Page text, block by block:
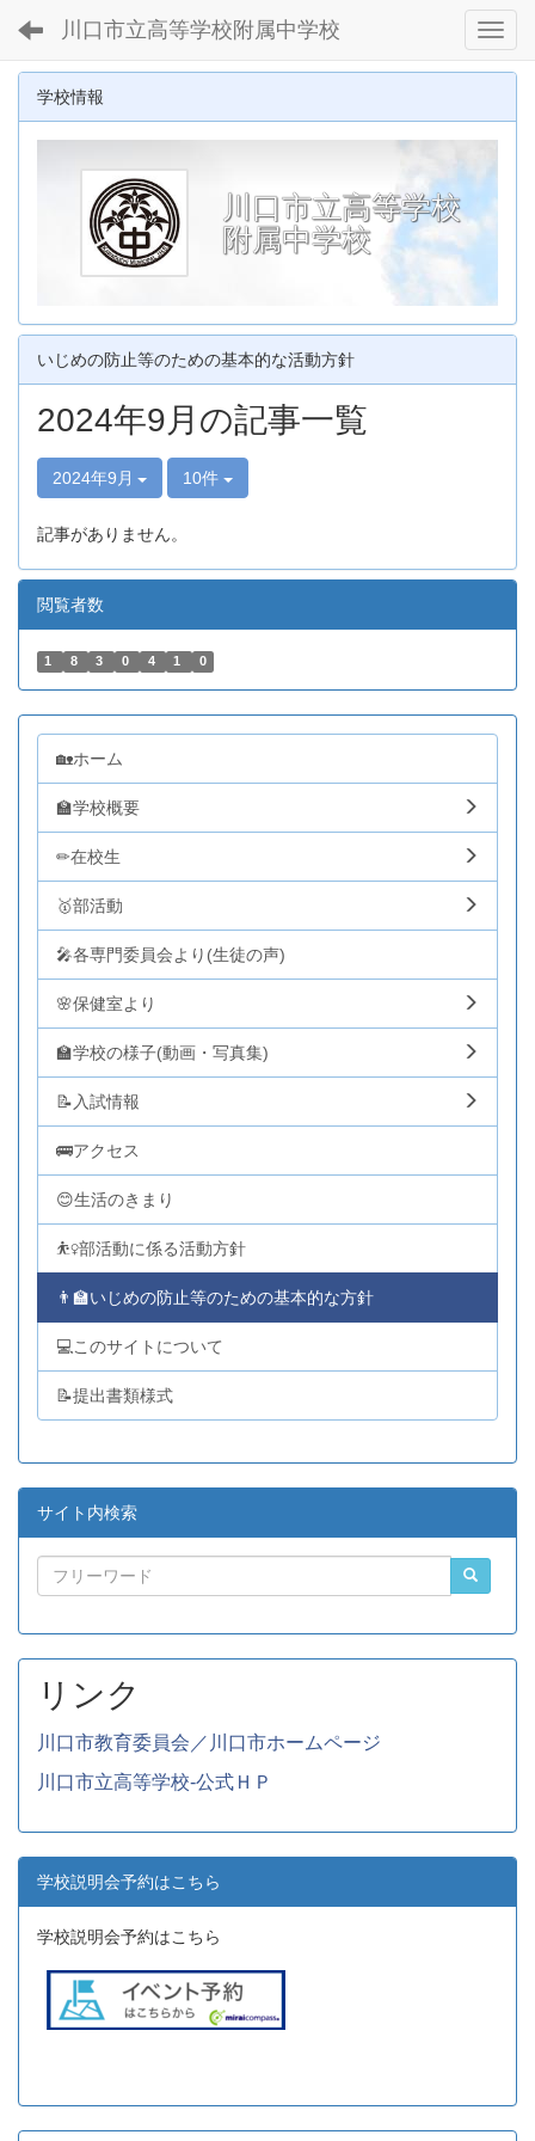
川口市立高等学校附属中学校
学校情報
川口市立高等学校
附属中学校
いじめの防止等のための基本的な活動方針
2024年9月の記事一覧
2024年9月 10件
記事がありません。
閲覧者数
1 8 3 0 4 1 0
🏡ホーム
🏫学校概要
✏在校生
🥇部活動
🎤各専門委員会より(生徒の声)
🌸保健室より
🏫学校の様子(動画・写真集)
📝入試情報
🚌アクセス
😊生活のきまり
⛹️‍♀️部活動に係る活動方針
👨‍🏫いじめの防止等のための基本的な方針
💻このサイトについて
📝提出書類様式
サイト内検索
リンク
川口市教育委員会／川口市ホームページ
川口市立高等学校-公式ＨＰ
学校説明会予約はこちら
学校説明会予約はこちら